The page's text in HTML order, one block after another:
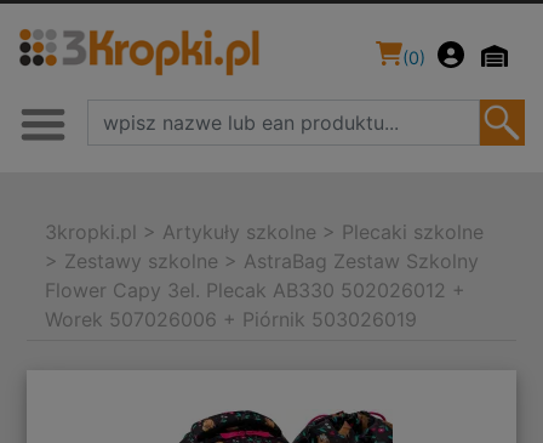
(0)
3kropki.pl > Artykuły szkolne > Plecaki szkolne
> Zestawy szkolne > AstraBag Zestaw Szkolny
Flower Capy 3el. Plecak AB330 502026012 +
Worek 507026006 + Piórnik 503026019